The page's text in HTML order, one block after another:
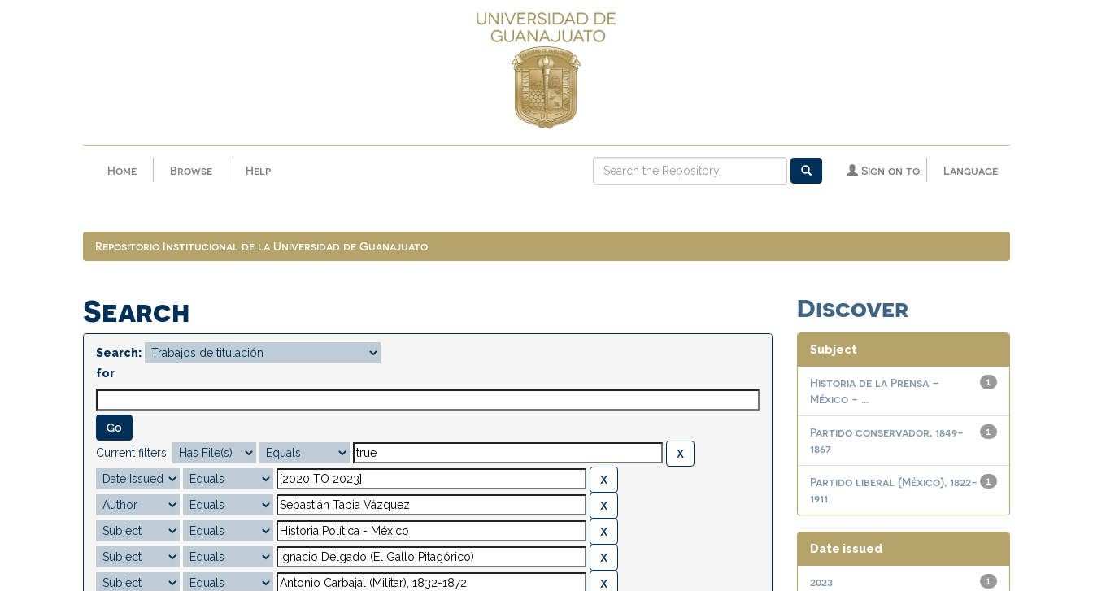
Home Browse Help Language
Sign on to:
Repositorio Institucional de la Universidad de Guanajuato
Search
Search:
for
Current filters:
Discover
Subject
1
Historia de la Prensa –
México - ...
1
Partido conservador, 1849-
1867
1
Partido liberal (México), 1822-
1911
Date issued
1
2023